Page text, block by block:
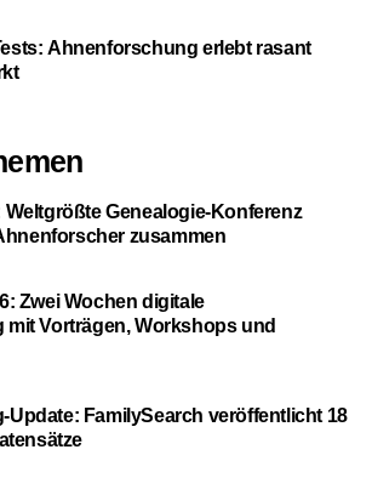
Ahnenforschung erlebt rasant
Weltgrößte Genealogie-Konferenz
zusammen
Zwei Wochen digitale
Vorträgen, Workshops und
FamilySearch veröffentlicht 18